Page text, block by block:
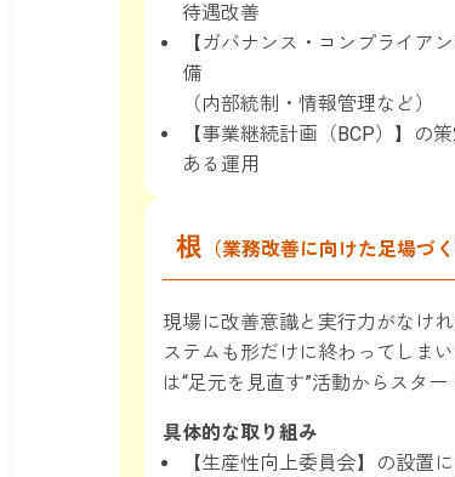
待遇改善
【ガバナンス・コンプライア
備
（内部統制・情報管理など）
【事業継続計画（BCP）】の
ある運用
根 （業務改善に向けた足場づく
現場に改善意識と実行力がなけ
ステムも形だけに終わってしま
は“足元を見直す”活動からスター
具体的な取り組み
【生産性向上委員会】の設置